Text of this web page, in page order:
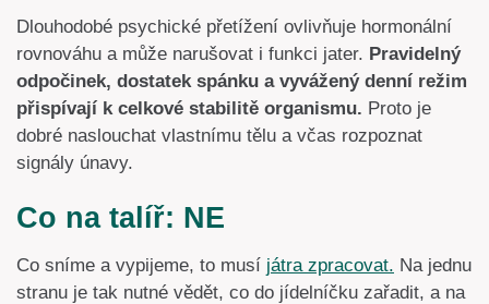
Dlouhodobé psychické přetížení ovlivňuje hormonální
rovnováhu a může narušovat i funkci jater. Pravidelný
odpočinek, dostatek spánku a vyvážený denní režim
přispívají k celkové stabilitě organismu. Proto je
dobré naslouchat vlastnímu tělu a včas rozpoznat
signály únavy.
Co na talíř: NE
Co sníme a vypijeme, to musí játra zpracovat. Na jednu
stranu je tak nutné vědět, co do jídelníčku zařadit, a na